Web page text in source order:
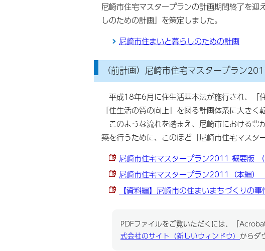
尼崎市住宅マスタープランの計画期間終了を
しのための計画」を策定しました。
尼崎市住まいと暮らしのための計画
（前計画）尼崎市住宅マスタープラン
平成18年6月に住生活基本法が施行され、「
「住生活の質の向上」を図る計画体系に大きく
このような流れを踏まえ、尼崎市における豊
築を行うために、このほど「尼崎市住宅マスタ
尼崎市住宅マスタープラン2011 概要版
尼崎市住宅マスタープラン2011（本編）
【資料編】尼崎市の住まいまちづくりの
PDFファイルをご覧いただくには、「
式会社のサイト（新しいウィンドウ） からダ